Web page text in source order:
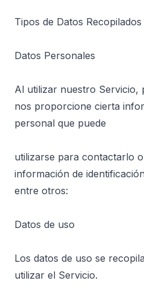
Tipos de Datos Recopilados
Datos Personales
Al utilizar nuestro Servicio,
nos proporcione cierta
personal que puede
utilizarse para contactarlo
información de
entre otros:
Datos de uso
Los datos de uso se
utilizar el Servicio.